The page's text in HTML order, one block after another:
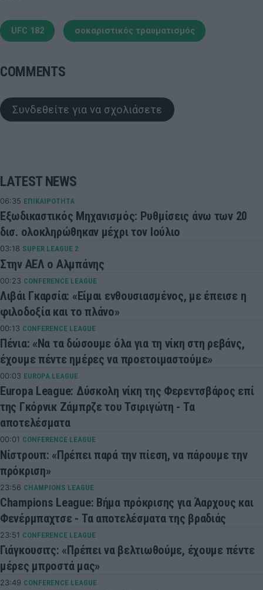
UFC 182 σοκαριστικός τραυματισμός
COMMENTS
Συνδεθείτε για να σχολιάσετε
LATEST NEWS
06:35 ΕΠΙΚΑΙΡΟΤΗΤΑ
Εξωδικαστικός Μηχανισμός: Ρυθμίσεις άνω των 20
δισ. ολοκληρώθηκαν μέχρι τον Ιούλιο
03:18 SUPER LEAGUE 2
Στην ΑΕΛ ο Αλμπάνης
00:23 CONFERENCE LEAGUE
Λιβάι Γκαρσία: «Είμαι ενθουσιασμένος, με έπεισε η
φιλοδοξία και το πλάνο»
00:13 CONFERENCE LEAGUE
Πένια: «Να τα δώσουμε όλα για τη νίκη στη ρεβάνς,
έχουμε πέντε ημέρες να προετοιμαστούμε»
00:03 EUROPA LEAGUE
Europa League: Δύσκολη νίκη της Φερεντσβάρος επί
της Γκόρνικ Ζάμπρζε του Τσιριγώτη - Τα
αποτελέσματα
00:01 CONFERENCE LEAGUE
Νίστρουπ: «Πρέπει παρά την πίεση, να πάρουμε την
πρόκριση»
23:56 CHAMPIONS LEAGUE
Champions League: Βήμα πρόκρισης για Άαρχους και
Φενέρμπαχτσε - Τα αποτελέσματα της βραδιάς
23:51 CONFERENCE LEAGUE
Γιάγκουσιτς: «Πρέπει να βελτιωθούμε, έχουμε πέντε
μέρες μπροστά μας»
23:49 CONFERENCE LEAGUE